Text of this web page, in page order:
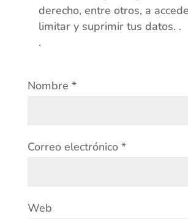
derecho, entre otros, a
limitar y suprimir tus datos. .
.
Nombre *
Correo electrónico *
Web